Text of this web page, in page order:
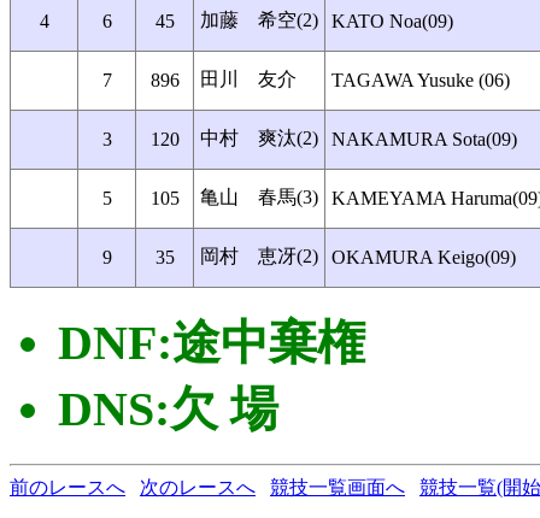
4 6 45 加藤 希空(2) KATO Noa(09)
7 896 田川 友介 TAGAWA Yusuke (06)
3 120 中村 爽汰(2) NAKAMURA Sota(09)
5 105 亀山 春馬(3) KAMEYAMA
9 35 岡村 恵冴(2) OKAMURA Keigo(09)
DNF:途中棄権
DNS:欠 場
前のレースへ 次のレースへ 競技一覧画面へ 競技一覧(開